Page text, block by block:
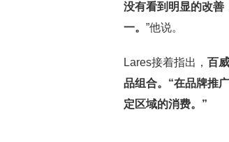
没有看到明显的改善
一。 ”他说。
Lares接着指出， 百
品组合。“在品牌推
定区域的消费。”